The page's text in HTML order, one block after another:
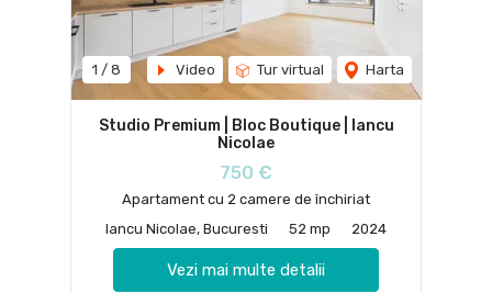
1 / 8 Video Tur virtual Harta
Studio Premium | Bloc Boutique | Iancu
Nicolae
750 €
Apartament cu 2 camere de închiriat
Iancu Nicolae, Bucuresti
52 mp 2024
Vezi mai multe detalii